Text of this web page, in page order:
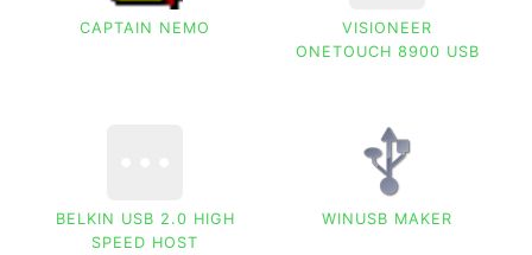
CAPTAIN NEMO
VISIONEER
ONETOUCH 8900 USB
BELKIN USB 2.0 HIGH
SPEED HOST
WINUSB MAKER